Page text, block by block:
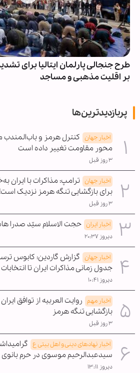
طرح جنجالی پارلمان ایتالیا برای
بر اقلیت‌ مذهبی و مساجد
پربازدیدترین‌ها
اخبار جهان کنترل هرمز و باب‌المندب
محور مقاومت تغییر داده است
۳ روز قبل
اخبار جهان ترامپ: مذاکرات با ایران
برای بازگشایی تنگه هرمز نزدیک است!
۳ روز قبل
اخبار ایران حجت الاسلام سیّد صدرا
دیروز ۲۰:۳۷
اخبار جهان گزارش گاردین: کابوس
جدول زمانی مذاکرات ایران تا
دیروز ۱۰:۴۱
اخبار مهم روایت العربیه از توافق
بازگشایی تنگه هرمز
۳ روز قبل
اخبار نهادهای دینی و اهل بیتی ع
سیدعبدالرحیم موسوی در حرم
دیروز ۱۳:۱۱